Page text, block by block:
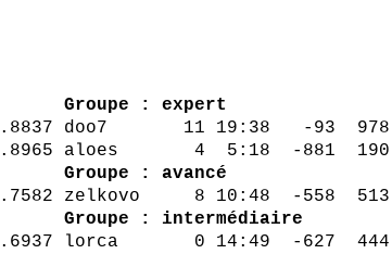
Pts Groupe : expert
doo7 11 19:38 -93 978
aloes 4 5:18 -881 190
Groupe : avancé
zelkovo 8 10:48 -558 513
Groupe : intermédiaire
-627 444